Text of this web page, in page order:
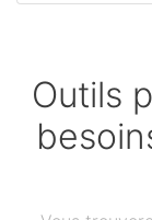
Outils